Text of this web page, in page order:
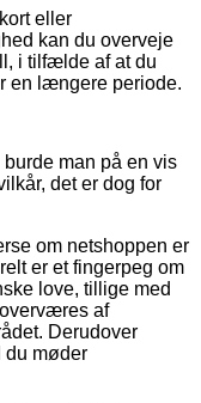
eller
kan du overveje
i tilfælde af at du
en længere periode.
man på en vis
det er dog for
om netshoppen er
er et fingerpeg om
love, tillige med
af
Derudover
du møder